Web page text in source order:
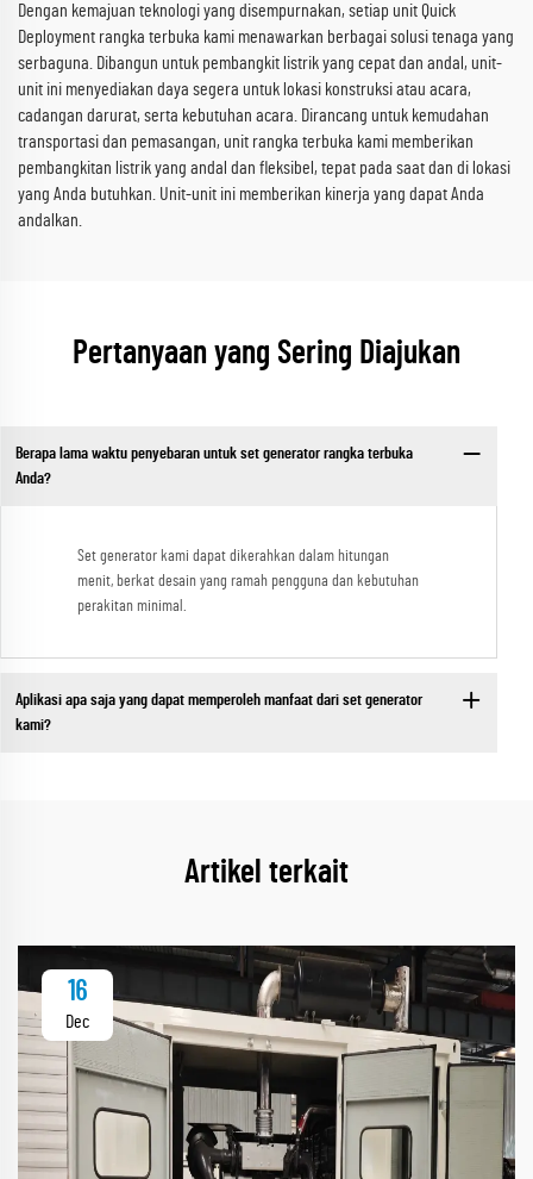
Dengan kemajuan teknologi yang disempurnakan, setiap unit Quick
Deployment rangka terbuka kami menawarkan berbagai solusi tenaga yang
serbaguna. Dibangun untuk pembangkit listrik yang cepat dan andal, unit-
unit ini menyediakan daya segera untuk lokasi konstruksi atau acara,
cadangan darurat, serta kebutuhan acara. Dirancang untuk kemudahan
transportasi dan pemasangan, unit rangka terbuka kami memberikan
pembangkitan listrik yang andal dan fleksibel, tepat pada saat dan di lokasi
yang Anda butuhkan. Unit-unit ini memberikan kinerja yang dapat Anda
andalkan.
Pertanyaan yang Sering Diajukan
Berapa lama waktu penyebaran untuk set generator rangka terbuka
Anda?
Set generator kami dapat dikerahkan dalam hitungan
menit, berkat desain yang ramah pengguna dan kebutuhan
perakitan minimal.
Aplikasi apa saja yang dapat memperoleh manfaat dari set generator
kami?
Artikel terkait
16
Dec